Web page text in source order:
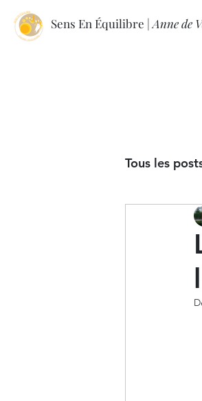
Sens En Équilibre | Anne de
Tous les